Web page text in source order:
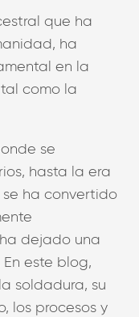
que ha
ha
en la
como la
se
hasta la era
ha convertido
dejado una
este blog,
soldadura, su
los procesos y